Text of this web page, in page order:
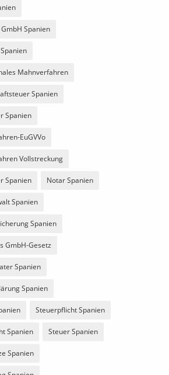
Spanien
Mahnverfahren
Spanien
Spanien
EuGVVo
Vollstreckung
Spanien Notar Spanien
Spanien
Spanien
GmbH-Gesetz
Spanien
Spanien
Steuerpflicht Spanien
Spanien Steuer Spanien
Spanien